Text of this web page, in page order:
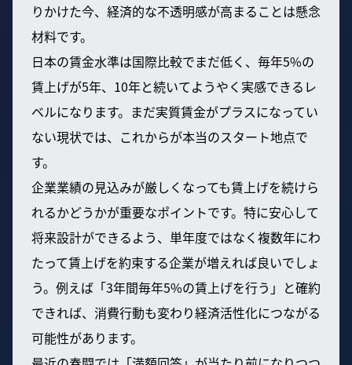
りかけた今、経済的な不透明感が高まることは懸念
材料です。
日本の賃金水準は国際比較でまだ低く、毎年5%の
賃上げが5年、10年と続いてようやく実感できるレ
ベルになります。まだ実質賃金がプラスになってい
ない現状では、これからが本当のスタート地点で
す。
企業業績の見込みが厳しくなっても賃上げを続けら
れるかどうかが重要なポイントです。特に安心して
将来設計ができるよう、単年度ではなく複数年にわ
たって賃上げを約束する企業が増えれば良いでしょ
う。例えば「3年間毎年5%の賃上げを行う」と確約
できれば、消費行動も変わり経済活性化につながる
可能性があります。